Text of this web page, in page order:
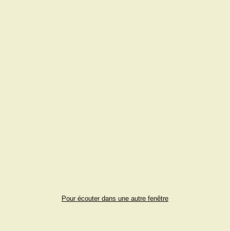
Pour écouter dans une autre fenêtre